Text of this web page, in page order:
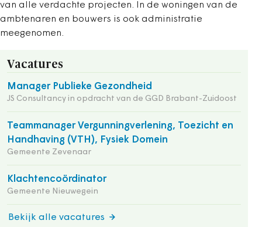
van alle verdachte projecten. In de woningen van de
ambtenaren en bouwers is ook administratie
meegenomen.
Vacatures
Manager Publieke Gezondheid
JS Consultancy in opdracht van de GGD Brabant-Zuidoost
Teammanager Vergunningverlening, Toezicht en
Handhaving (VTH), Fysiek Domein
Gemeente Zevenaar
Klachtencoördinator
Gemeente Nieuwegein
Bekijk alle vacatures